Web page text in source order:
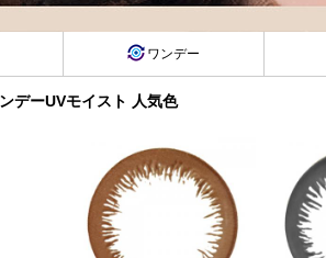
ワンデー
デーUVモイスト 人気色